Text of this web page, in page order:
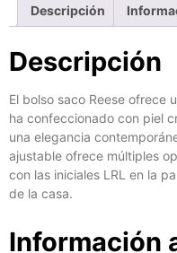
Descripción
Descripción
El bolso saco Reese ofrece
ha confeccionado con piel
una elegancia
ajustable ofrece múltiples
con las iniciales LRL en la
de la casa.
Información